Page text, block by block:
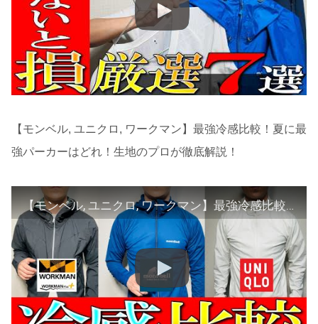
【モンベル, ユニクロ, ワークマン】最強冷感比較！夏に最
強パーカーはどれ！生地のプロが徹底解説！
【モンベル, ユニクロ, ワークマン】最強冷感比較！夏に最強パーカーはどれ！生地のプロが徹底解説！